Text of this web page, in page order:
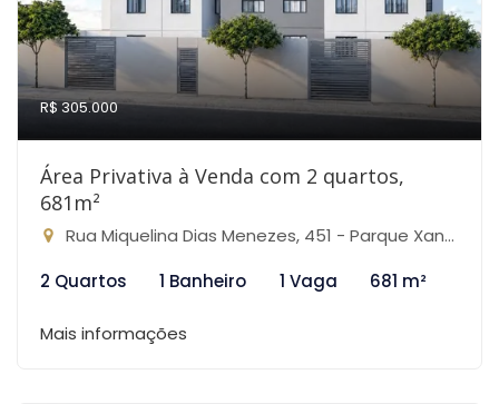
R$ 305.000
Área Privativa à Venda com 2 quartos,
681m²
Rua Miquelina Dias Menezes, 451 - Parque Xangri-Lá, Contagem-MG
2 Quartos
1 Banheiro 1 Vaga 681 m²
Mais informações